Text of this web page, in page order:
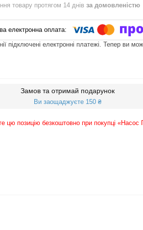
товару протягом 14 днів за домовленістю
підключені електронні платежі. Тепер ви
Замов та отримай подарунок
Ви заощаджуєте 150 ₴
цю позицію безкоштовно при покупці «Насос